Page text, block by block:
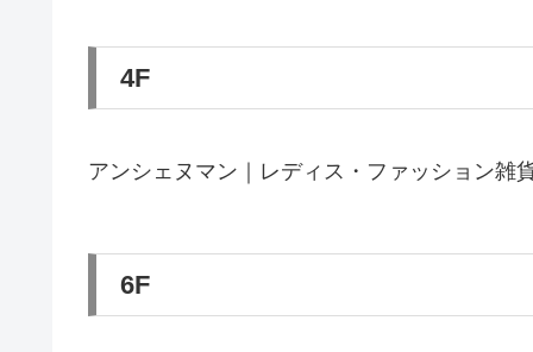
4F
アンシェヌマン｜レディス・ファッション雑
6F